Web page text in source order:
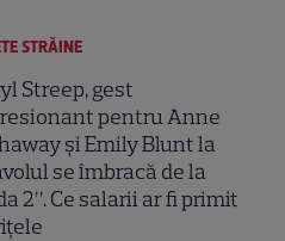
STRĂINE
Streep, gest
pentru Anne
și Emily Blunt la
se îmbracă de la
2”. Ce salarii ar fi primit